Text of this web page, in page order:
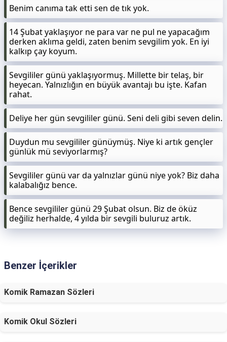
Benim canıma tak etti sen de tık yok.
14 Şubat yaklaşıyor ne para var ne pul ne yapacağım
derken aklıma geldi, zaten benim sevgilim yok. En iyi
kalkıp çay koyum.
Sevgililer günü yaklaşıyormuş. Millette bir telaş, bir
heyecan. Yalnızlığın en büyük avantajı bu işte. Kafan
rahat.
Deliye her gün sevgililer günü. Seni deli gibi seven delin.
Duydun mu sevgililer günüymüş. Niye ki artık gençler
günlük mü seviyorlarmış?
Sevgililer günü var da yalnızlar günü niye yok? Biz daha
kalabalığız bence.
Bence sevgililer günü 29 Şubat olsun. Biz de öküz
değiliz herhalde, 4 yılda bir sevgili buluruz artık.
Benzer İçerikler
Komik Ramazan Sözleri
Komik Okul Sözleri